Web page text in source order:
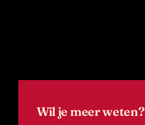
Wil je meer weten?